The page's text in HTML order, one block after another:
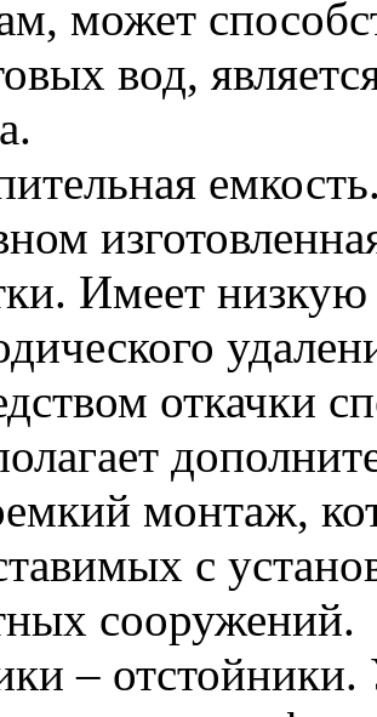
может
вод,
Имеет низкую
откачки
монтаж,
с
сооружений.
–